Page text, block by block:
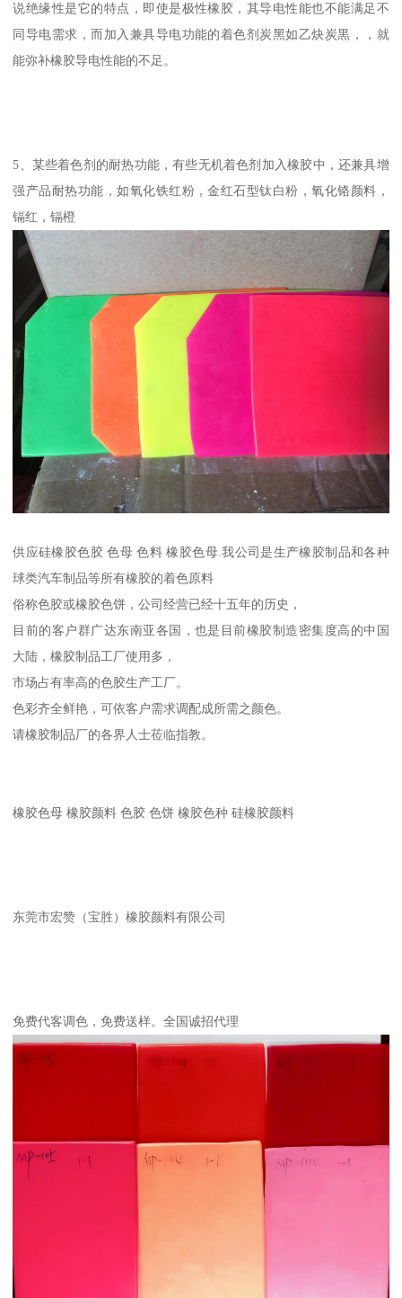
说绝缘性是它的特点，即使是极性橡胶，其导电性能也不能满足不
同导电需求，而加入兼具导电功能的着色剂炭黑如乙炔炭黒，，就
能弥补橡胶导电性能的不足。
5、某些着色剂的耐热功能，有些无机着色剂加入橡胶中，还兼具增
强产品耐热功能，如氧化铁红粉，金红石型钛白粉，氧化铬颜料，
镉红，镉橙
供应硅橡胶色胶 色母 色料 橡胶色母.我公司是生产橡胶制品和各种
球类汽车制品等所有橡胶的着色原料
俗称色胶或橡胶色饼，公司经营已经十五年的历史，
目前的客户群广达东南亚各国，也是目前橡胶制造密集度高的中国
大陆，橡胶制品工厂使用多，
市场占有率高的色胶生产工厂。
色彩齐全鲜艳，可依客户需求调配成所需之颜色。
请橡胶制品厂的各界人士莅临指教。
橡胶色母 橡胶颜料 色胶 色饼 橡胶色种 硅橡胶颜料
东莞市宏赞（宝胜）橡胶颜料有限公司
免费代客调色，免费送样。全国诚招代理